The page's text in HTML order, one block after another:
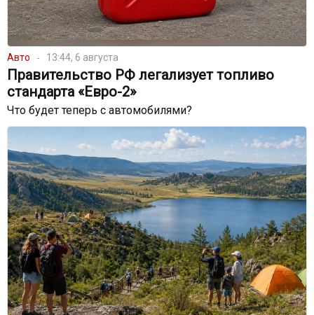
Авто 13:44, 6 августа
Правительство РФ легализует топливо
стандарта «Евро-2»
Что будет теперь с автомобилями?